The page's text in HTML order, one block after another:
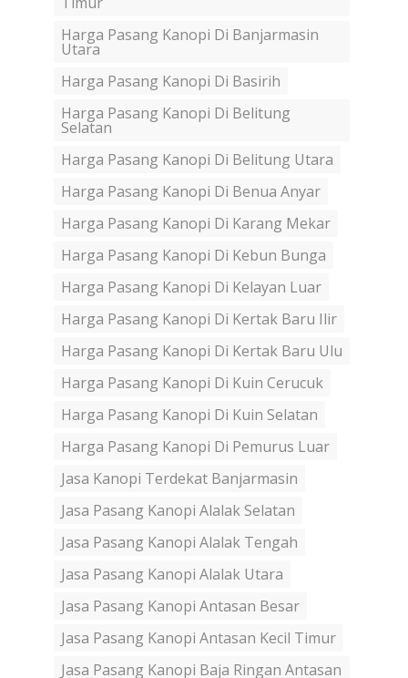
Harga Pasang Kanopi Di Banjarmasin
Utara
Harga Pasang Kanopi Di Basirih
Harga Pasang Kanopi Di Belitung
Selatan
Harga Pasang Kanopi Di Belitung Utara
Harga Pasang Kanopi Di Benua Anyar
Harga Pasang Kanopi Di Karang Mekar
Harga Pasang Kanopi Di Kebun Bunga
Harga Pasang Kanopi Di Kelayan Luar
Harga Pasang Kanopi Di Kertak Baru Ilir
Harga Pasang Kanopi Di Kertak Baru Ulu
Harga Pasang Kanopi Di Kuin Cerucuk
Harga Pasang Kanopi Di Kuin Selatan
Harga Pasang Kanopi Di Pemurus Luar
Jasa Kanopi Terdekat Banjarmasin
Jasa Pasang Kanopi Alalak Selatan
Jasa Pasang Kanopi Alalak Tengah
Jasa Pasang Kanopi Alalak Utara
Jasa Pasang Kanopi Antasan Besar
Jasa Pasang Kanopi Antasan Kecil Timur
Jasa Pasang Kanopi Baja Ringan Antasan